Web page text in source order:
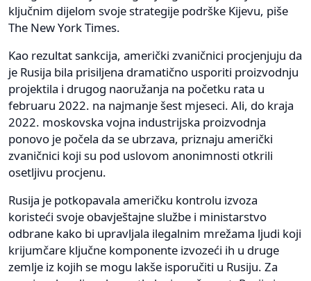
ključnim dijelom svoje strategije podrške Kijevu, piše
The New York Times.
Kao rezultat sankcija, američki zvaničnici procjenjuju da
je Rusija bila prisiljena dramatično usporiti proizvodnju
projektila i drugog naoružanja na početku rata u
februaru 2022. na najmanje šest mjeseci. Ali, do kraja
2022. moskovska vojna industrijska proizvodnja
ponovo je počela da se ubrzava, priznaju američki
zvaničnici koji su pod uslovom anonimnosti otkrili
osetljivu procjenu.
Rusija je potkopavala američku kontrolu izvoza
koristeći svoje obavještajne službe i ministarstvo
odbrane kako bi upravljala ilegalnim mrežama ljudi koji
krijumčare ključne komponente izvozeći ih u druge
zemlje iz kojih se mogu lakše isporučiti u Rusiju. Za